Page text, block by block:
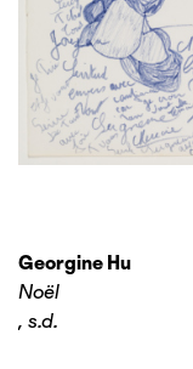
Georgine Hu
Noël
, s.d.